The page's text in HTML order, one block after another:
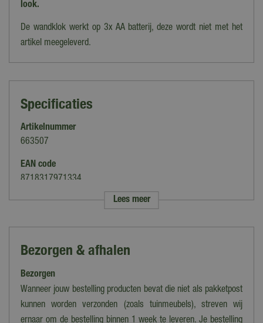
look.
De wandklok werkt op 3x AA batterij, deze wordt niet met het
artikel meegeleverd.
Specificaties
Artikelnummer
663507
EAN code
8718317971334
Merk
Klok
Kleur
Brons
Lees meer
Bezorgen & afhalen
Bezorgen
Wanneer jouw bestelling producten bevat die niet als pakketpost
kunnen worden verzonden (zoals tuinmeubels), streven wij
ernaar om de bestelling binnen 1 week te leveren. Je bestelling